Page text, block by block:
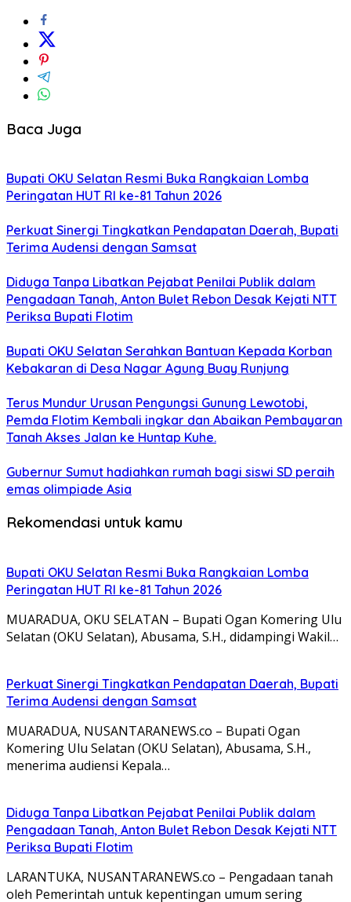
Baca Juga
Bupati OKU Selatan Resmi Buka Rangkaian Lomba
Peringatan HUT RI ke-81 Tahun 2026
Perkuat Sinergi Tingkatkan Pendapatan Daerah, Bupati
Terima Audensi dengan Samsat
Diduga Tanpa Libatkan Pejabat Penilai Publik dalam
Pengadaan Tanah, Anton Bulet Rebon Desak Kejati NTT
Periksa Bupati Flotim
Bupati OKU Selatan Serahkan Bantuan Kepada Korban
Kebakaran di Desa Nagar Agung Buay Runjung
Terus Mundur Urusan Pengungsi Gunung Lewotobi,
Pemda Flotim Kembali ingkar dan Abaikan Pembayaran
Tanah Akses Jalan ke Huntap Kuhe.
Gubernur Sumut hadiahkan rumah bagi siswi SD peraih
emas olimpiade Asia
Rekomendasi untuk kamu
Bupati OKU Selatan Resmi Buka Rangkaian Lomba
Peringatan HUT RI ke-81 Tahun 2026
MUARADUA, OKU SELATAN – Bupati Ogan Komering Ulu
Selatan (OKU Selatan), Abusama, S.H., didampingi Wakil…
Perkuat Sinergi Tingkatkan Pendapatan Daerah, Bupati
Terima Audensi dengan Samsat
MUARADUA, NUSANTARANEWS.co – Bupati Ogan
Komering Ulu Selatan (OKU Selatan), Abusama, S.H.,
menerima audiensi Kepala…
Diduga Tanpa Libatkan Pejabat Penilai Publik dalam
Pengadaan Tanah, Anton Bulet Rebon Desak Kejati NTT
Periksa Bupati Flotim
LARANTUKA, NUSANTARANEWS.co – Pengadaan tanah
oleh Pemerintah untuk kepentingan umum sering